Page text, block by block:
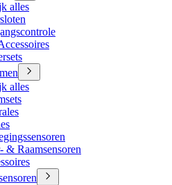
alles
alles
& Raamsensoren